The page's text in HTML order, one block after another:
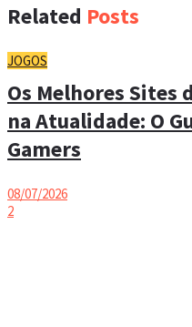
Related Posts
JOGOS
Os Melhores Sites
na Atualidade: O
Gamers
08/07/2026
2